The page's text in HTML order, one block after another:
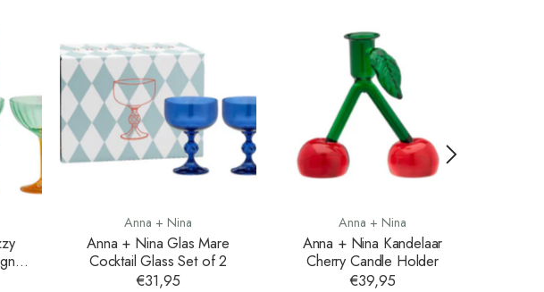
Anna + Nina
Anna + Nina Glas Mare
Cocktail Glass Set of 2
€31,95
Anna + Nina
Anna + Nina Kandelaar
Cherry Candle Holder
€39,95